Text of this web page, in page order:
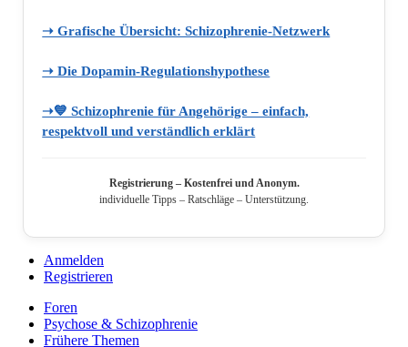
➝ Grafische Übersicht: Schizophrenie‑Netzwerk
➝ Die Dopamin‑Regulationshypothese
➝💙 Schizophrenie für Angehörige – einfach,
respektvoll und verständlich erklärt
Registrierung – Kostenfrei und Anonym.
individuelle Tipps – Ratschläge – Unterstützung.
Anmelden
Registrieren
Foren
Psychose & Schizophrenie
Frühere Themen